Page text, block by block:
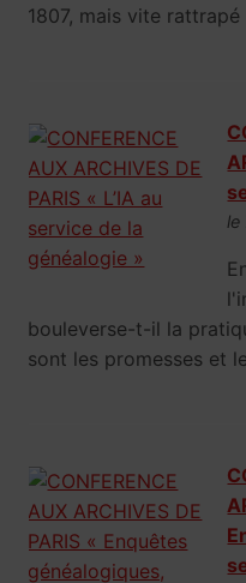
1807, mais vite
le
bouleverse-t-il la
sont les promesses et